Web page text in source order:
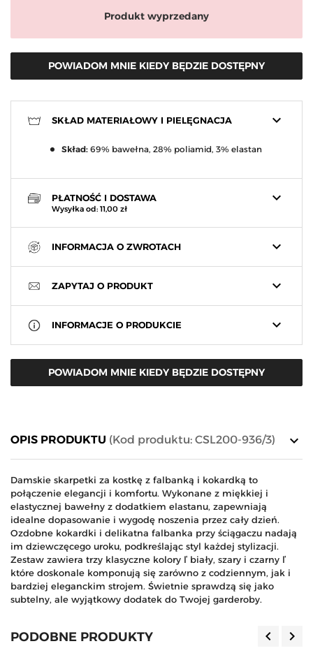
Produkt wyprzedany
POWIADOM MNIE KIEDY BĘDZIE DOSTĘPNY
keyboard_arrow_down
SKŁAD MATERIAŁOWY I PIELĘGNACJA
Skład: 69% bawełna, 28% poliamid, 3% elastan
keyboard_arrow_down
PŁATNOŚĆ I DOSTAWA
Wysyłka od: 11,00 zł
keyboard_arrow_down
INFORMACJA O ZWROTACH
keyboard_arrow_down
ZAPYTAJ O PRODUKT
keyboard_arrow_down
INFORMACJE O PRODUKCIE
POWIADOM MNIE KIEDY BĘDZIE DOSTĘPNY
keyboard_arrow_down
OPIS PRODUKTU (Kod produktu: CSL200-936/3)
Damskie skarpetki za kostkę z falbanką i kokardką to
połączenie elegancji i komfortu. Wykonane z miękkiej i
elastycznej bawełny z dodatkiem elastanu, zapewniają
idealne dopasowanie i wygodę noszenia przez cały dzień.
Ozdobne kokardki i delikatna falbanka przy ściągaczu nadają
im dziewczęcego uroku, podkreślając styl każdej stylizacji.
Zestaw zawiera trzy klasyczne kolory ľ biały, szary i czarny ľ
które doskonale komponują się zarówno z codziennym, jak i
bardziej eleganckim strojem. Świetnie sprawdzą się jako
subtelny, ale wyjątkowy dodatek do Twojej garderoby.
PODOBNE PRODUKTY keyboard_arrow_left keyboard_arrow_right